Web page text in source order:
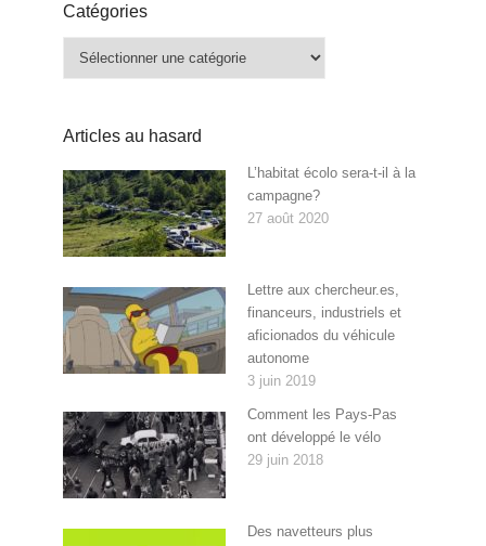
Catégories
Articles au hasard
L’habitat écolo sera-t-il à la
campagne?
27 août 2020
Lettre aux chercheur.es,
financeurs, industriels et
aficionados du véhicule
autonome
3 juin 2019
Comment les Pays-Pas
ont développé le vélo
29 juin 2018
Des navetteurs plus